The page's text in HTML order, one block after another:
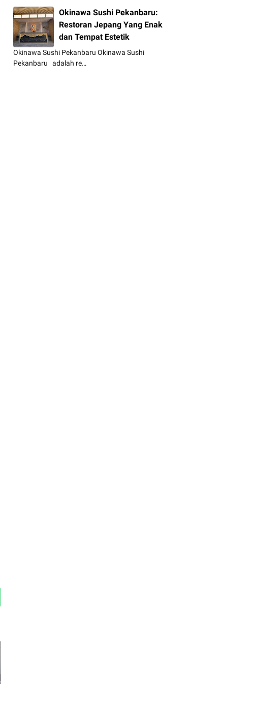
Okinawa Sushi Pekanbaru:
Restoran Jepang Yang Enak
dan Tempat Estetik
Okinawa Sushi Pekanbaru Okinawa Sushi
Pekanbaru adalah re…